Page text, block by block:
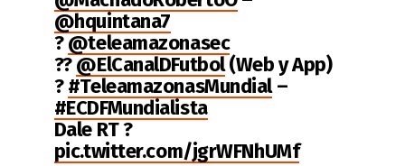
@hquintana7
?@teleamazonasec
??@ElCanalDFutbol(Web y App)
?#TeleamazonasMundial–
#ECDFMundialista
Dale RT ?
pic.twitter.com/jgrWFNhUMf